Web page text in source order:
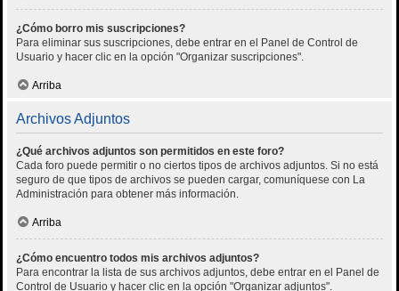
¿Cómo borro mis suscripciones?
Para eliminar sus suscripciones, debe entrar en el Panel de Control de
Usuario y hacer clic en la opción "Organizar suscripciones".
Arriba
Archivos Adjuntos
¿Qué archivos adjuntos son permitidos en este foro?
Cada foro puede permitir o no ciertos tipos de archivos adjuntos. Si no está
seguro de que tipos de archivos se pueden cargar, comuníquese con La
Administración para obtener más información.
Arriba
¿Cómo encuentro todos mis archivos adjuntos?
Para encontrar la lista de sus archivos adjuntos, debe entrar en el Panel de
Control de Usuario y hacer clic en la opción "Organizar adjuntos".